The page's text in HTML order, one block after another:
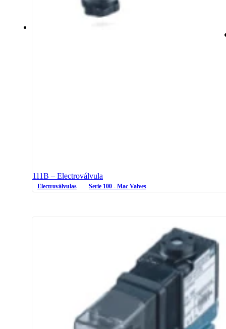
111B – Electroválvula
Electroválvulas Serie 100 - Mac Valves